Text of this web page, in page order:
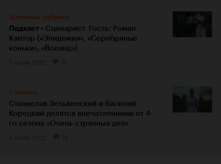
Архивные рубрики
Подкаст
Сценарист. Гость: Роман
Кантор («Эпидемия», «Серебряные
коньки», «Воланд»)
Сериалы
Станислав Зельвенский и Василий
Корецкий делятся впечатлениями от 4-
го сезона «Очень странных дел»